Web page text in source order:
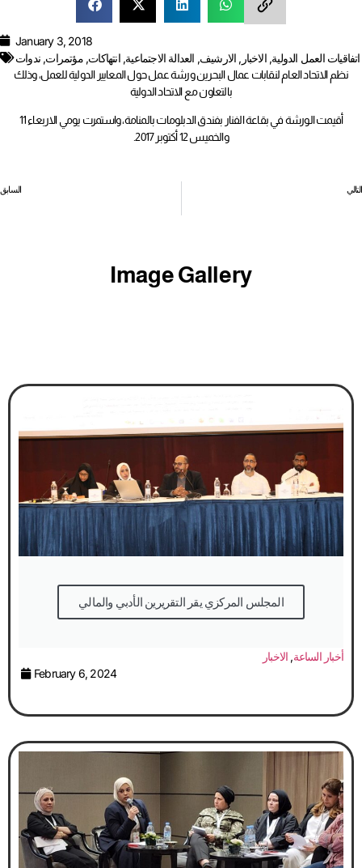
January 3, 2018
اتفاقيات العمل الدولية,الاخبار , الارشيف, العدالة الاجتماعية,انتهاكات,مؤتمرات, ندوات
نظم الاتحاد العام لنقابات عمال البحرين ورشة عمل حول المعايير الدولية للعمل، وذلك
بالتعاون مع الاتحاد الدولية
أقيمت الورشة في بقاعة الفنار بفندق الدبلومات بالمنامة، واستمرت يومي الاربعاء 11
والخميس 12 أكتوبر 2017.
السابق التالي
Image Gallery
المجلس المركزي يقر التقريرين الأدبي والمالي
أخبار الساعة, الاخبار
February 6, 2024